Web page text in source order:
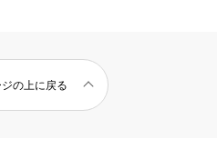
の上に戻る